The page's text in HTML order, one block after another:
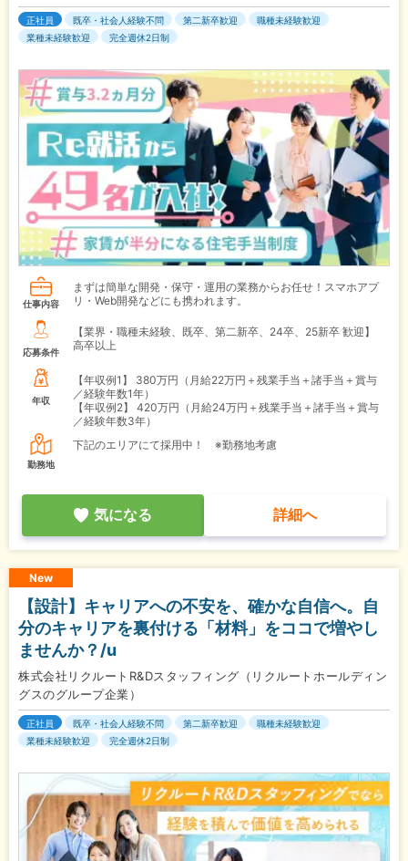
正社員 既卒・社会人経験不問 第二新卒歓迎
職種未経験歓迎
業種未経験歓迎
完全週休2日制
仕事内容
まずは簡単な開発・保守・運用の業務からお任せ！スマホアプ
リ・Web開発などにも携われます。
応募条件
【業界・職種未経験、既卒、第二新卒、24卒、25新卒 歓迎】
高卒以上
年収
【年収例1】
380万円（月給22万円＋残業手当＋諸手当＋賞与
／経験年数1年）
【年収例2】
420万円（月給24万円＋残業手当＋諸手当＋賞与
／経験年数3年）
勤務地
下記のエリアにて採用中！ ※勤務地考慮
気になる 詳細へ
New
【設計】キャリアへの不安を、確かな自信へ。自
分のキャリアを裏付ける「材料」をココで増やし
ませんか？/u
株式会社リクルートR&Dスタッフィング（リクルートホールディン
グスのグループ企業）
正社員 既卒・社会人経験不問 第二新卒歓迎
職種未経験歓迎
業種未経験歓迎
完全週休2日制